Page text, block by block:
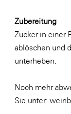
Zubereitung
Zucker in einer
ablöschen und
unterheben.
Noch mehr
Sie unter: